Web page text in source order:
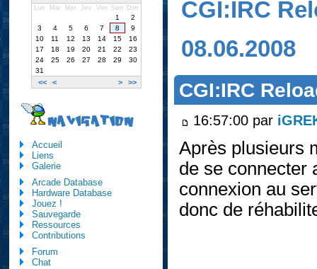
CGI:IRC
08.06.2008
CGI:IRC
16:57:00 par
Après plusieurs
de se connecter
connexion au
donc de
Lun Mar Mer Jeu Ven Sam Dim
<< < > >>
1
2
3
4 5 6 7 8
9
10
11 12 13 14 15
16
17
18 19 20 21 22
23
24
25 26 27 28 29
30
31
NAVIGATION
Accueil
Liens
Galerie
Arcade Database
Hardware Database
Jouez !
Sauvegarde
Ressources
Contributions
Forum
Chat